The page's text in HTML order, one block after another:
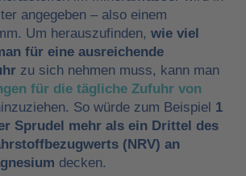
angegeben – also einem
Um herauszufinden, wie viel
für eine ausreichende
zu sich nehmen muss, kann man
für die tägliche Zufuhr von
So würde zum Beispiel 1
Sprudel mehr als ein Drittel des
(NRV) an
decken.